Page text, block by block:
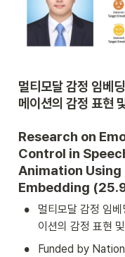
멀티모달 감정 임베
메이션의 감정 표현
Research on
Control in
Animation
Embedding
•
멀티모달 감정 임
이션의 감정 표현
• Funded by